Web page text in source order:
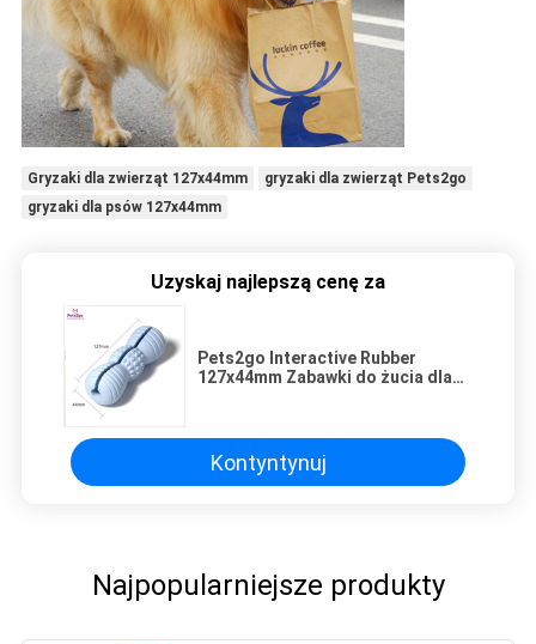
Gryzaki dla zwierząt 127x44mm
gryzaki dla zwierząt Pets2go
gryzaki dla psów 127x44mm
Uzyskaj najlepszą cenę za
Pets2go Interactive Rubber
127x44mm Zabawki do żucia dla
Kontyntynuj
Najpopularniejsze produkty